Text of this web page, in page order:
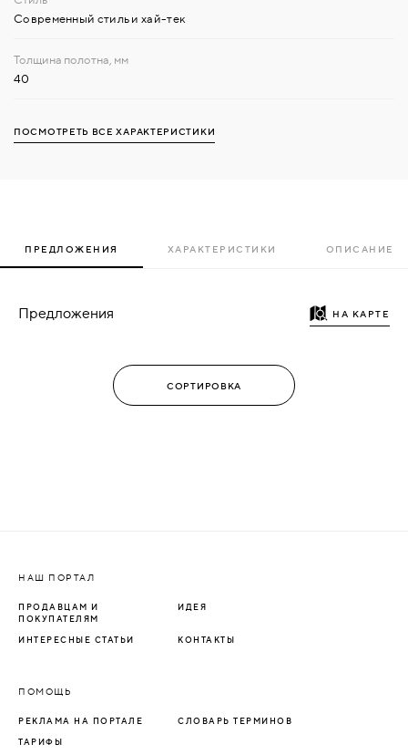
Современный стиль и хай-тек
40
ПОСМОТРЕТЬ ВСЕ ХАРАКТЕРИСТИКИ
ПРЕДЛОЖЕНИЯ ХАРАКТЕРИСТИКИ ОПИСАНИЕ
Предложения НА КАРТЕ
НАШ ПОРТАЛ
ПРОДАВЦАМ И
ПОКУПАТЕЛЯМ
ИДЕЯ
ИНТЕРЕСНЫЕ СТАТЬИ КОНТАКТЫ
ПОМОЩЬ
РЕКЛАМА НА ПОРТАЛЕ СЛОВАРЬ ТЕРМИНОВ
ТАРИФЫ